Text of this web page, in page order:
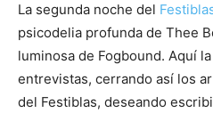
La segunda noche del
psicodelia profunda de Thee
luminosa de Fogbound. Aquí
entrevistas, cerrando así los
del Festiblas, deseando